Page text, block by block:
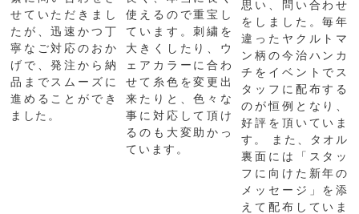
せていただきまし
たが、迅速かつ丁
寧なご対応のおか
げで、発注から納
品までスムーズに
進めることができ
ました。
使えるので重宝し
ています。刺繍を
大きくしたり、ウ
ェアカラーに合わ
せて糸色を変更出
来たりと、色々な
事に対応して頂け
るのも大変助かっ
ています。
思い、問い合わせ
をしました。毎年
違ったヤクルトマ
ン柄の今治ハンカ
チをイベントでス
タッフに配布する
のが恒例となり、
好評を頂いていま
す。 また、タオル
裏面には「スタッ
フに向けた新年の
メッセージ」を添
えて配布していま